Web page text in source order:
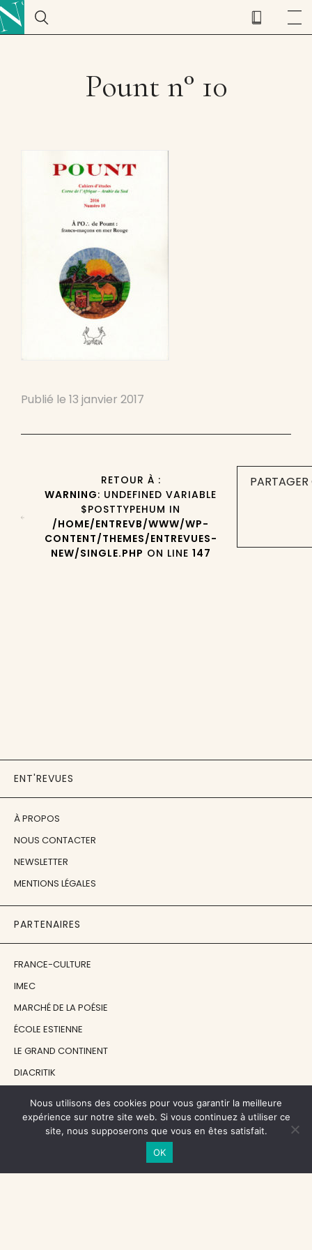
Pount n° 10
Publié le 13 janvier 2017
RETOUR À :
WARNING: UNDEFINED VARIABLE
$POSTTYPEHUM IN
/HOME/ENTREVB/WWW/WP-
CONTENT/THEMES/ENTREVUES-
NEW/SINGLE.PHP ON LINE 147
ENT'REVUES
À PROPOS
NOUS CONTACTER
NEWSLETTER
MENTIONS LÉGALES
PARTENAIRES
FRANCE-CULTURE
IMEC
MARCHÉ DE LA POÉSIE
ÉCOLE ESTIENNE
LE GRAND CONTINENT
DIACRITIK
NOS SOUTIENS
CENTRE NATIONAL DU LIVRE
Nous utilisons des cookies pour vous garantir la meilleure
expérience sur notre site web. Si vous continuez à utiliser ce
site, nous supposerons que vous en êtes satisfait.
OK